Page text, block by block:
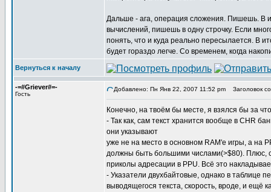
Дальше - ага, операция сложения. Пишешь. В
вычислений, пишешь в одну строчку. Если
понять, что и куда реально пересылается. В
будет гораздо легче. Со временем, когда
Вернуться к началу
-=#Griever#=-
Гость
Добавлено: Пн Янв 22, 2007 11:52 pm Заголовок
Конечно, на твоём бы месте, я взялся бы за
- Так как, сам текст хранится вообще в CHR
они указывают
уже не на место в основном RAM'е игры, а на
должны быть большими числами(>$80). Плюс,
приколы адресации в PPU. Всё это
- Указатели двухбайтовые, однако в таблице
выводящегося текста, скорость, вроде, и ещё